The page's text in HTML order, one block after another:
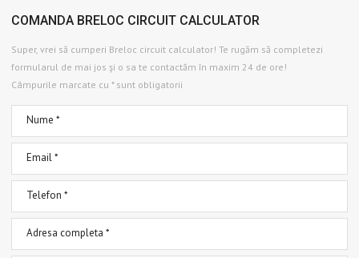
COMANDA BRELOC CIRCUIT CALCULATOR
Super, vrei să cumperi Breloc circuit calculator! Te rugăm să completezi
formularul de mai jos şi o sa te contactăm în maxim 24 de ore!
Câmpurile marcate cu * sunt obligatorii